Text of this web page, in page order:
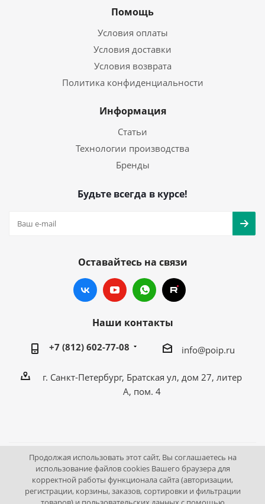
Помощь
Условия оплаты
Условия доставки
Условия возврата
Политика конфиденциальности
Информация
Статьи
Технологии производства
Бренды
Будьте всегда в курсе!
Оставайтесь на связи
Наши контакты
+7 (812) 602-77-08 info@poip.ru
г. Санкт-Петербург, Братская ул, дом 27, литер
А, пом. 4
2009 - 2026 © Промышленное оборудование Интернет
портал.
195043, г. Санкт-Петербург, Братская ул, дом 27, литер А,
Продолжая использовать этот сайт, Вы соглашаетесь на
использование файлов cookies Вашего браузера для
корректной работы функционала сайта (авторизации,
регистрации, корзины, заказов, сортировки и фильтрации